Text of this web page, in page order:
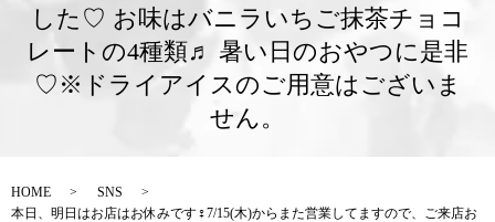
した♡ お味はバニラいちご抹茶チョコ
レートの4種類♬ 暑い日のおやつに是非
♡※ドライアイスのご用意はございま
せん。
HOME
SNS
本日、明日はお店はお休みです‍♀️7/15(木)からまた営業してますので、ご来店お